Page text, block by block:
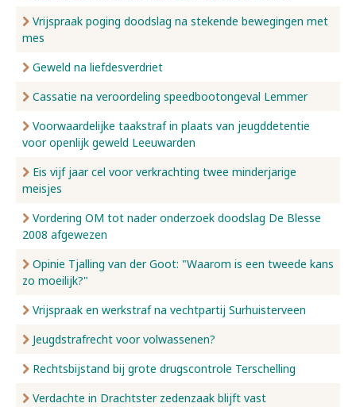
Vrijspraak poging doodslag na stekende bewegingen met
mes
Geweld na liefdesverdriet
Cassatie na veroordeling speedbootongeval Lemmer
Voorwaardelijke taakstraf in plaats van jeugddetentie
voor openlijk geweld Leeuwarden
Eis vijf jaar cel voor verkrachting twee minderjarige
meisjes
Vordering OM tot nader onderzoek doodslag De Blesse
2008 afgewezen
Opinie Tjalling van der Goot: "Waarom is een tweede kans
zo moeilijk?"
Vrijspraak en werkstraf na vechtpartij Surhuisterveen
Jeugdstrafrecht voor volwassenen?
Rechtsbijstand bij grote drugscontrole Terschelling
Verdachte in Drachtster zedenzaak blijft vast